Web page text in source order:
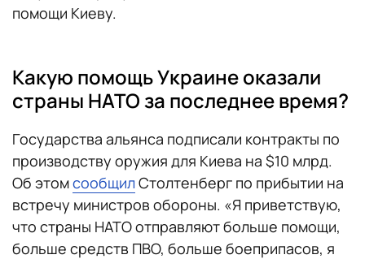
помощи Киеву.
Какую помощь Украине оказали
страны НАТО за последнее время?
Государства альянса подписали контракты по
производству оружия для Киева на $10 млрд.
Об этомсообщилСтолтенберг по прибытии на
встречу министров обороны. «Я приветствую,
что страны НАТО отправляют больше помощи,
больше средств ПВО, больше боеприпасов, я